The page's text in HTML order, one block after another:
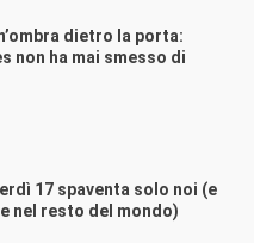
del mondo)
rovine:
dietro la porta:
non ha mai smesso di
17 spaventa solo noi (e
nel resto del mondo)